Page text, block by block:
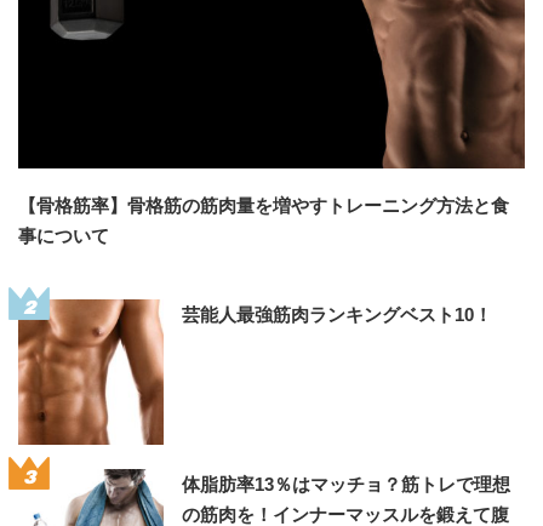
【骨格筋率】骨格筋の筋肉量を増やすトレーニング方法と食
事について
2 芸能人最強筋肉ランキングベスト10！
3
体脂肪率13％はマッチョ？筋トレで理想
の筋肉を！インナーマッスルを鍛えて腹